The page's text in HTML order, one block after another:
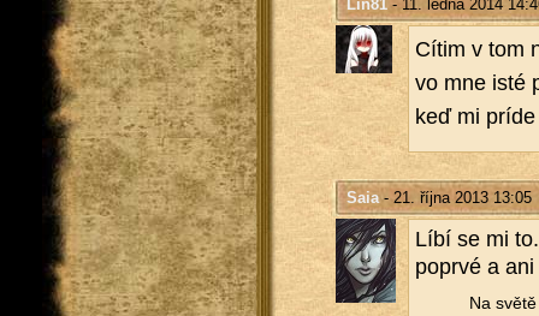
Lin81- 11. ledna 2014
Cítim v tom
vo mne isté
keď mi
Saia- 21. října 2013 13:05
Líbí se mi
po­pr­vé a
Na